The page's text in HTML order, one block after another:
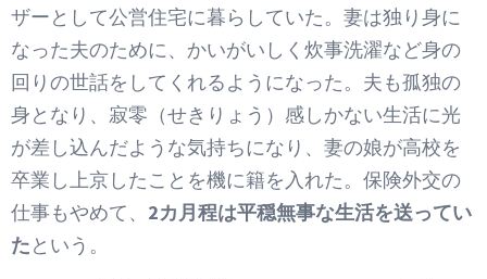
ザーとして公営住宅に暮らしていた。妻は独り身に
なった夫のために、かいがいしく炊事洗濯など身の
回りの世話をしてくれるようになった。夫も孤独の
身となり、寂零（せきりょう）感しかない生活に光
が差し込んだような気持ちになり、妻の娘が高校を
卒業し上京したことを機に籍を入れた。保険外交の
仕事もやめて、 2カ月程は平穏無事な生活を送ってい
たという。